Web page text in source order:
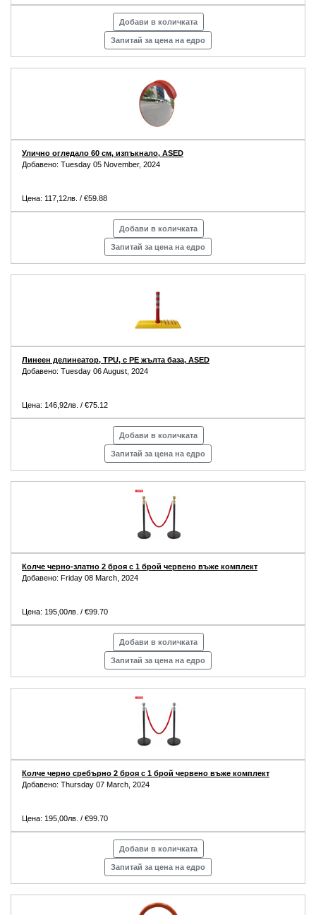
Добави в количката
Запитай за цена на едро
Улично огледало 60 см, изпъкнало, ASED
Добавено: Tuesday 05 November, 2024
Цена: 117,12лв. / €59.88
Добави в количката
Запитай за цена на едро
Линеен делинеатор, TPU, с PE жълта база, ASED
Добавено: Tuesday 06 August, 2024
Цена: 146,92лв. / €75.12
Добави в количката
Запитай за цена на едро
Колче черно-златно 2 броя с 1 брой червено въже комплект
Добавено: Friday 08 March, 2024
Цена: 195,00лв. / €99.70
Добави в количката
Запитай за цена на едро
Колче черно сребърно 2 броя с 1 брой червено въже комплект
Добавено: Thursday 07 March, 2024
Цена: 195,00лв. / €99.70
Добави в количката
Запитай за цена на едро